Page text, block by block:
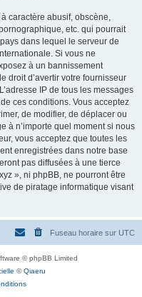
caractère abusif, obscène,
etc. qui pourrait
dans lequel le serveur de
Si vous ne
à un bannissement
droit d’avertir votre fournisseur
IP de tous les messages
ces conditions. Vous acceptez
de modifier, de déplacer ou
à n’importe quel moment si nous
vous acceptez que toutes les
enregistrées dans notre base
pas diffusées à une tierce
», ni phpBB, ne pourront être
de piratage informatique visant
Fuseau horaire sur UTC
© phpBB Limited
©Qiaeru